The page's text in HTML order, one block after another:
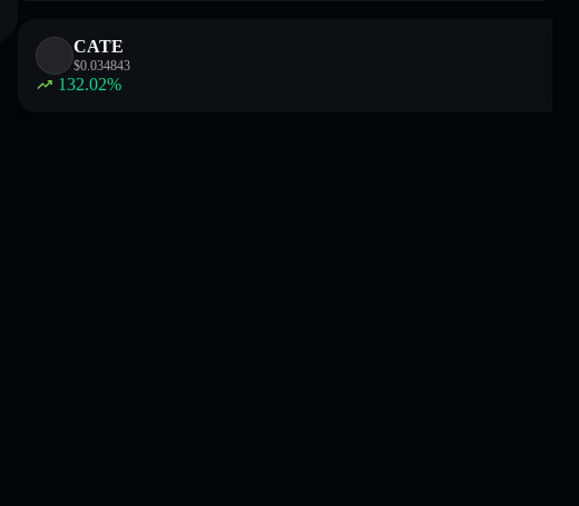
CATE
$0.034843
132.02%